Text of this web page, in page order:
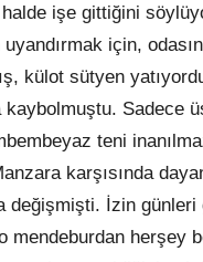
işe gittiğini
için,
külot sütyen
Sadece
teni
karşısında
değişmişti. İzin
mendeburdan